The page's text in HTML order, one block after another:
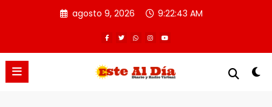
agosto 9, 2026 9:22:44 AM